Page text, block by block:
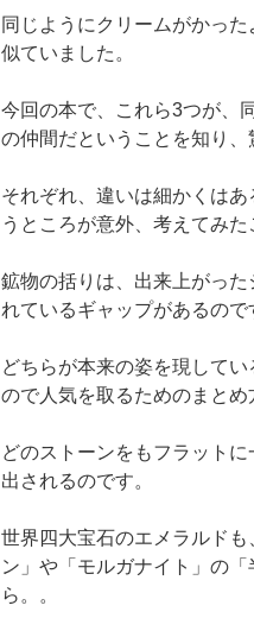
同じようにクリームがかっ
似ていました。
今回の本で、これら3つが、
の仲間だということを知り、
それぞれ、違いは細かくは
うところが意外、考えてみ
鉱物の括りは、出来上がっ
れているギャップがあるので
どちらが本来の姿を現して
ので人気を取るためのまとめ
どのストーンをもフラット
出されるのです。
世界四大宝石のエメラルド
ン」や「モルガナイト」の
ら。。